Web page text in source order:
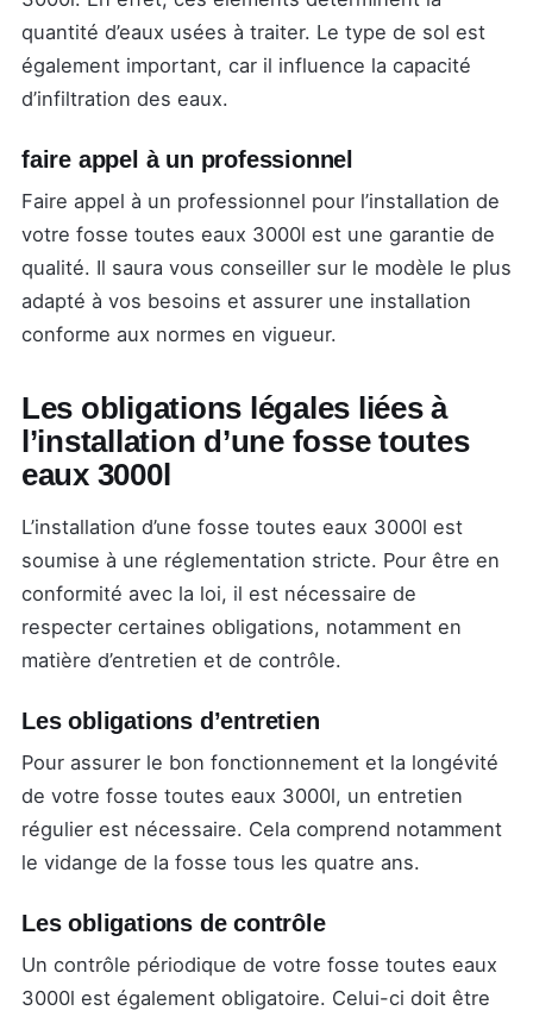
quantité d’eaux usées à traiter. Le type de sol est
également important, car il influence la capacité
d’infiltration des eaux.
faire appel à un professionnel
Faire appel à un professionnel pour l’installation de
votre fosse toutes eaux 3000l est une garantie de
qualité. Il saura vous conseiller sur le modèle le plus
adapté à vos besoins et assurer une installation
conforme aux normes en vigueur.
Les obligations légales liées à
l’installation d’une fosse toutes
eaux 3000l
L’installation d’une fosse toutes eaux 3000l est
soumise à une réglementation stricte. Pour être en
conformité avec la loi, il est nécessaire de
respecter certaines obligations, notamment en
matière d’entretien et de contrôle.
Les obligations d’entretien
Pour assurer le bon fonctionnement et la longévité
de votre fosse toutes eaux 3000l, un entretien
régulier est nécessaire. Cela comprend notamment
le vidange de la fosse tous les quatre ans.
Les obligations de contrôle
Un contrôle périodique de votre fosse toutes eaux
3000l est également obligatoire. Celui-ci doit être